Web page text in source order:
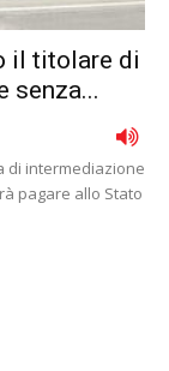
il titolare di
senza...
di intermediazione
pagare allo Stato